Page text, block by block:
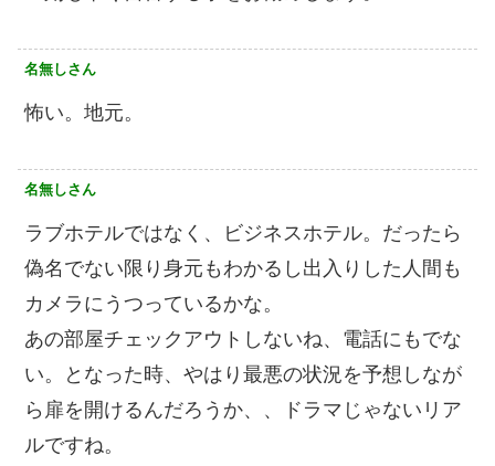
名無しさん
怖い。地元。
名無しさん
ラブホテルではなく、ビジネスホテル。だったら
偽名でない限り身元もわかるし出入りした人間も
カメラにうつっているかな。
あの部屋チェックアウトしないね、電話にもでな
い。となった時、やはり最悪の状況を予想しなが
ら扉を開けるんだろうか、、ドラマじゃないリア
ルですね。